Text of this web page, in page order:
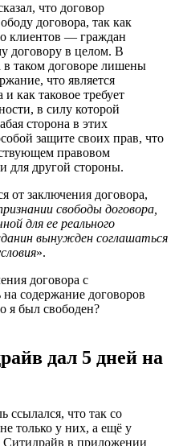
что договор
договора, так как
клиентов — граждан
договору в целом. В
в таком договоре лишены
что является
как таковое требует
в силу которой
сторона в этих
защите своих прав, что
правовом
для другой стороны.
от заключения договора,
свободы договора,
для ее реального
вынужден соглашаться
».
договора с
содержание договоров
я был свободен?
дал 5 дней на
что так со
только у них, а ещё у
в приложении